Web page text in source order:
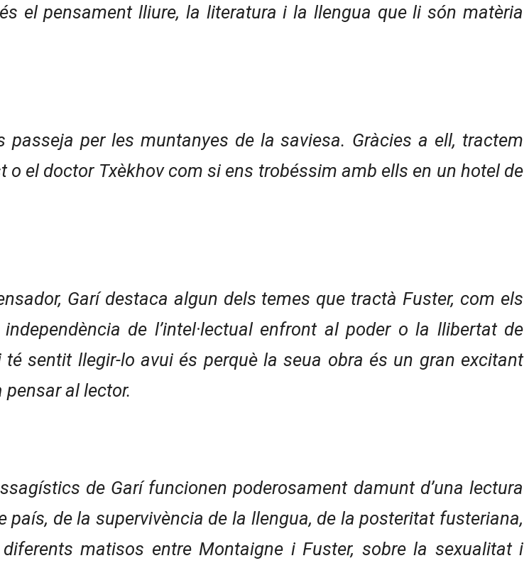
el pensament lliure, la literatura i la llengua que li són matèria
per les muntanyes de la saviesa. Gràcies a ell, tractem
el doctor Txèkhov com si ens trobéssim amb ells en un hotel de
Garí destaca algun dels temes que tractà Fuster, com els
de l’intel·lectual enfront al poder o la llibertat de
sentit llegir-lo avui és perquè la seua obra és un gran excitant
al lector.
de Garí funcionen poderosament damunt d’una lectura
de la supervivència de la llengua, de la posteritat fusteriana,
matisos entre Montaigne i Fuster, sobre la sexualitat i